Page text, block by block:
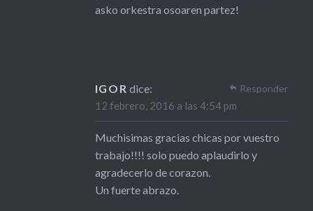
asko orkestra osoaren partez!
IGOR dice:
12 febrero, 2016 a las 4:54 pm
Muchisimas gracias chicas por vuestro
trabajo!!!! solo puedo aplaudirlo y
agradecerlo de corazon.
Un fuerte abrazo.
Responder